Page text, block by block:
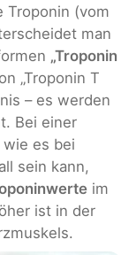
Troponin (vom
man
„Troponin
„Troponin T
– es werden
Bei einer
es bei
sein kann,
im
ist in der